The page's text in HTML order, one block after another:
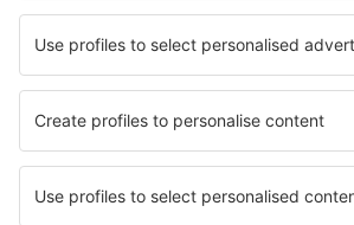
Unterkunft in Nonthaburi Unterkunft in
Unterkunft in Lembongan Unterkunft in
Die besten Unterkünfte - Regionen
Unterkunft in Carlsbad-Caverns-Nationalpark